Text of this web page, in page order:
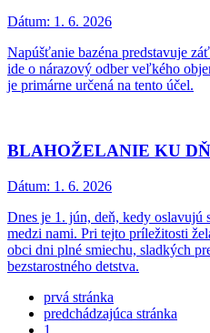
Dátum: 1. 6. 2026
Napúšťanie bazéna predstavuje
ide o nárazový odber veľkého
je primárne určená na tento účel.
BLAHOŽELANIE KU
Dátum: 1. 6. 2026
Dnes je 1. jún, deň, kedy oslavujú
medzi nami. Pri tejto príležitosti
obci dni plné smiechu, sladkých
bezstarostného detstva.
prvá stránka
predchádzajúca stránka
1